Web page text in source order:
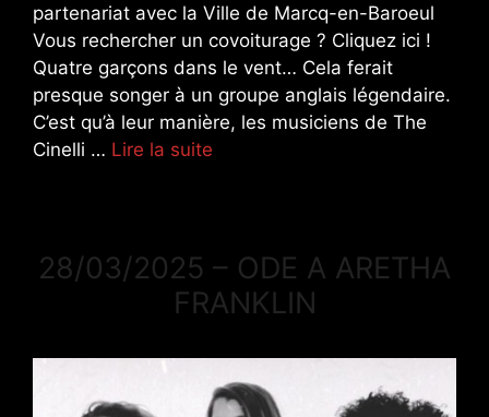
partenariat avec la Ville de Marcq-en-Baroeul
Vous rechercher un covoiturage ? Cliquez ici !
Quatre garçons dans le vent… Cela ferait
presque songer à un groupe anglais légendaire.
C’est qu’à leur manière, les musiciens de The
Cinelli … Lire la suite
28/03/2025 – ODE A ARETHA
FRANKLIN